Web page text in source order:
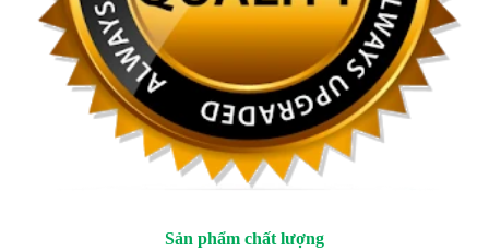
Sản phẩm chất lượng